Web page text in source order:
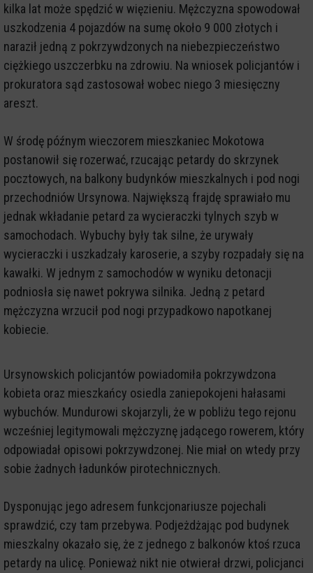
kilka lat może spędzić w więzieniu. Mężczyzna spowodował
uszkodzenia 4 pojazdów na sumę około 9 000 złotych i
naraził jedną z pokrzywdzonych na niebezpieczeństwo
ciężkiego uszczerbku na zdrowiu. Na wniosek policjantów i
prokuratora sąd zastosował wobec niego 3 miesięczny
areszt.
W środę późnym wieczorem mieszkaniec Mokotowa
postanowił się rozerwać, rzucając petardy do skrzynek
pocztowych, na balkony budynków mieszkalnych i pod nogi
przechodniów Ursynowa. Największą frajdę sprawiało mu
jednak wkładanie petard za wycieraczki tylnych szyb w
samochodach. Wybuchy były tak silne, że urywały
wycieraczki i uszkadzały karoserie, a szyby rozpadały się na
kawałki. W jednym z samochodów w wyniku detonacji
podniosła się nawet pokrywa silnika. Jedną z petard
mężczyzna wrzucił pod nogi przypadkowo napotkanej
kobiecie.
Ursynowskich policjantów powiadomiła pokrzywdzona
kobieta oraz mieszkańcy osiedla zaniepokojeni hałasami
wybuchów. Mundurowi skojarzyli, że w pobliżu tego rejonu
wcześniej legitymowali mężczyznę jadącego rowerem, który
odpowiadał opisowi pokrzywdzonej. Nie miał on wtedy przy
sobie żadnych ładunków pirotechnicznych.
Dysponując jego adresem funkcjonariusze pojechali
sprawdzić, czy tam przebywa. Podjeżdżając pod budynek
mieszkalny okazało się, że z jednego z balkonów ktoś rzuca
petardy na ulicę. Ponieważ nikt nie otwierał drzwi, policjanci